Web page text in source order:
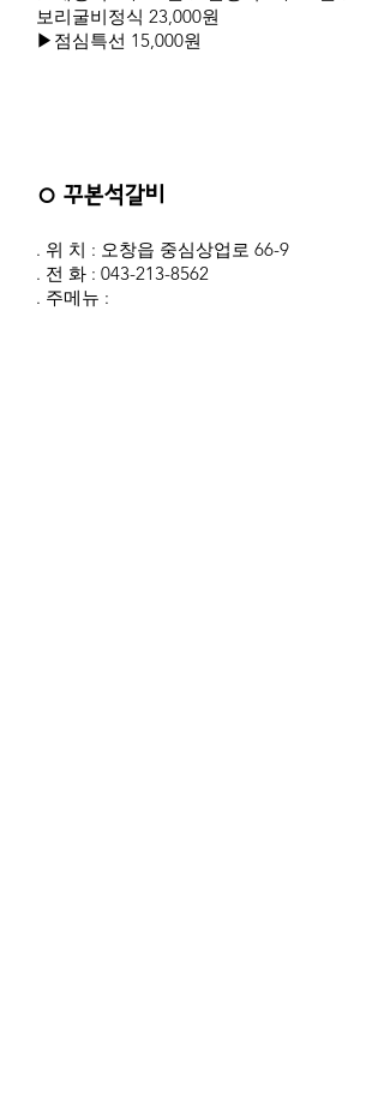
보리굴비정식 23,000원
▶점심특선 15,000원
○ 꾸본석갈비
. 위 치 : 오창읍 중심상업로 66-9
. 전 화 : 043-213-8562
. 주메뉴 :